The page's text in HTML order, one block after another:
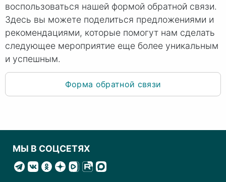
воспользоваться нашей формой обратной связи.
Здесь вы можете поделиться предложениями и
рекомендациями, которые помогут нам сделать
следующее мероприятие еще более уникальным
и успешным.
Форма обратной связи
МЫ В СОЦСЕТЯХ